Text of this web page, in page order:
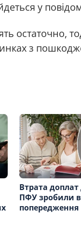
у
остаточно,
з
Втрата доплат
ПФУ зробили
попередження